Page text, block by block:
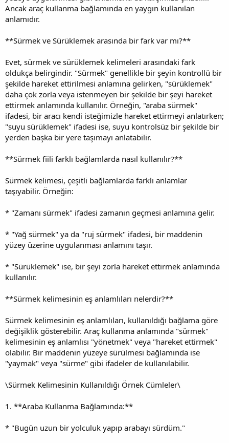
Ancak araç kullanma bağlamında en yaygın kullanılan
anlamıdır.
**Sürmek ve Sürüklemek arasında bir fark var mı?**
Evet, sürmek ve sürüklemek kelimeleri arasındaki fark
oldukça belirgindir. "Sürmek" genellikle bir şeyin kontrollü bir
şekilde hareket ettirilmesi anlamına gelirken, "sürüklemek"
daha çok zorla veya istenmeyen bir şekilde bir şeyi hareket
ettirmek anlamında kullanılır. Örneğin, "araba sürmek"
ifadesi, bir aracı kendi isteğimizle hareket ettirmeyi anlatırken;
"suyu sürüklemek" ifadesi ise, suyu kontrolsüz bir şekilde bir
yerden başka bir yere taşımayı anlatabilir.
**Sürmek fiili farklı bağlamlarda nasıl kullanılır?**
Sürmek kelimesi, çeşitli bağlamlarda farklı anlamlar
taşıyabilir. Örneğin:
* "Zamanı sürmek" ifadesi zamanın geçmesi anlamına gelir.
* "Yağ sürmek" ya da "ruj sürmek" ifadesi, bir maddenin
yüzey üzerine uygulanması anlamını taşır.
* "Sürüklemek" ise, bir şeyi zorla hareket ettirmek anlamında
kullanılır.
**Sürmek kelimesinin eş anlamlıları nelerdir?**
Sürmek kelimesinin eş anlamlıları, kullanıldığı bağlama göre
değişiklik gösterebilir. Araç kullanma anlamında "sürmek"
kelimesinin eş anlamlısı "yönetmek" veya "hareket ettirmek"
olabilir. Bir maddenin yüzeye sürülmesi bağlamında ise
"yaymak" veya "sürme" gibi ifadeler de kullanılabilir.
\Sürmek Kelimesinin Kullanıldığı Örnek Cümleler\
1. **Araba Kullanma Bağlamında:**
* "Bugün uzun bir yolculuk yapıp arabayı sürdüm."